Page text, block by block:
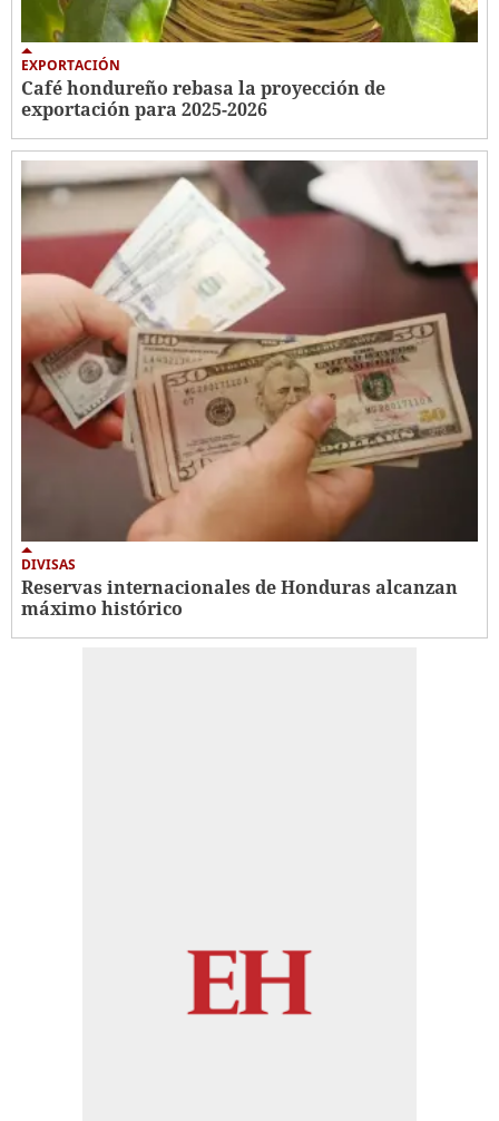
EXPORTACIÓN
Café hondureño rebasa la proyección de
exportación para 2025-2026
DIVISAS
Reservas internacionales de Honduras alcanzan
máximo histórico